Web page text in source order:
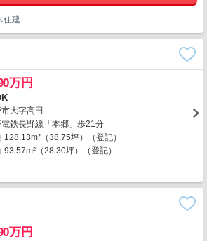
住建
万円
大字高田
鉄長野線「本郷」歩21分
128.13m²（38.75坪）（登記）
93.57m²（28.30坪）（登記）
万円